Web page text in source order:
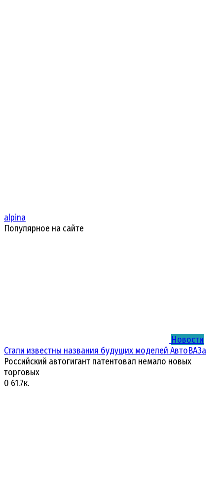
alpina
Популярное на сайте
Новости
Стали известны названия будущих моделей АвтоВАЗа
Российский автогигант патентовал немало новых
торговых
0 61.7к.